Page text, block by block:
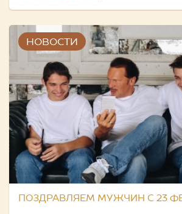
НОВОСТИ
ПОЗДРАВЛЯЕМ МУЖЧИН С 23